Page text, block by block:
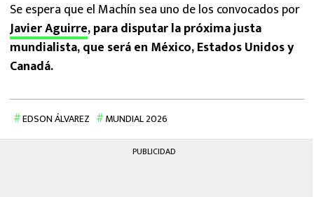
Se espera que el Machín sea uno de los convocados por
Javier Aguirre, para disputar la próxima justa
mundialista, que será en México, Estados Unidos y
Canadá.
EDSON ÁLVAREZ MUNDIAL 2026
PUBLICIDAD